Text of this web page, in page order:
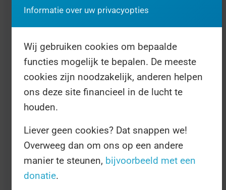
of een hond die aan een boom is
vastgeknoopt.
Blue Monday
Informatie over uw privacyopties
Wij gebruiken cookies om bepaalde
functies mogelijk te bepalen. De meeste
cookies zijn noodzakelijk, anderen helpen
ons deze site financieel in de lucht te
houden.
Liever geen cookies? Dat snappen we!
Overweeg dan om ons op een andere
manier te steunen, bijvoorbeeld met een
donatie.